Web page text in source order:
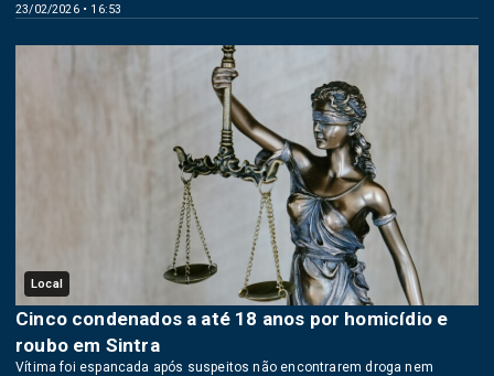
23/02/2026 • 16:53
Local
Cinco condenados a até 18 anos por homicídio e
roubo em Sintra
Vítima foi espancada após suspeitos não encontrarem droga nem